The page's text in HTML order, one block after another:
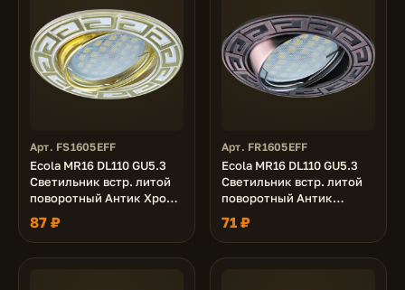
Арт. FS1605EFF
Ecola MR16 DL110 GU5.3
Светильник встр. литой
поворотный Антик Хром/
Сатин-Золото 24x86
87 ₽
Арт. FR1605EFF
Ecola MR16 DL110 GU5.3
Светильник встр. литой
поворотный Антик
Черненая Медь 24x86
71 ₽